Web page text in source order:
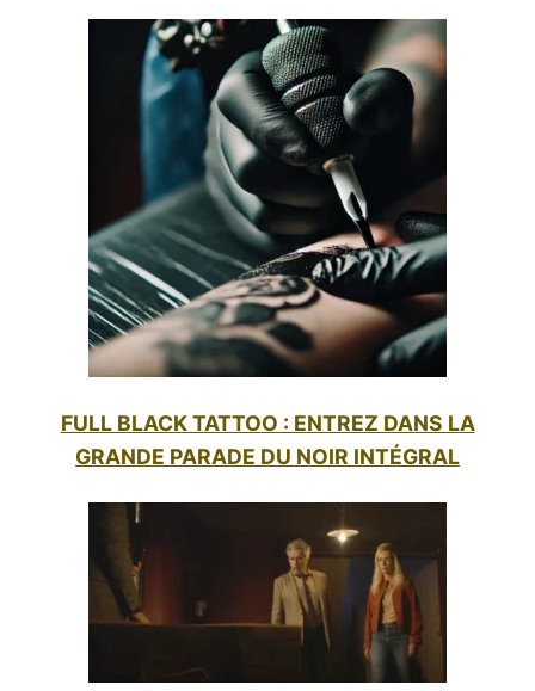
FULL BLACK TATTOO : ENTREZ DANS LA
GRANDE PARADE DU NOIR INTÉGRAL